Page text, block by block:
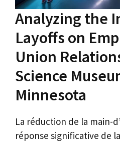
Analyzing the
Layoffs on
Union
Science
Minnesota
La réduction de la main-
réponse significative de